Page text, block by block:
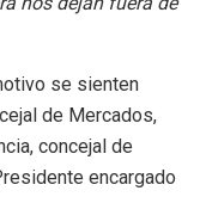
se sienten
de Mercados,
concejal de
encargado